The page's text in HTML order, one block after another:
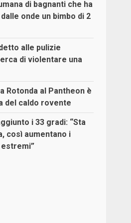
di bagnanti che ha
onde un bimbo di 2
alle pulizie
di violentare una
Rotonda al Pantheon è
del caldo rovente
i 33 gradi: “Sta
così aumentano i